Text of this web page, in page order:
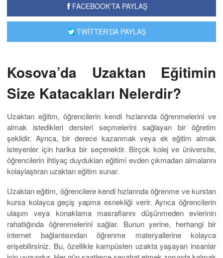
FACEBOOK'TA PAYLAŞ
TWİTTER'DA PAYLAŞ
Kosova’da Uzaktan Eğitimin
Size Katacakları Nelerdir?
Uzaktan eğitim, öğrencilerin kendi hızlarında öğrenmelerini ve
almak istedikleri dersleri seçmelerini sağlayan bir öğretim
şeklidir. Ayrıca, bir derece kazanmak veya ek eğitim almak
isteyenler için harika bir seçenektir. Birçok kolej ve üniversite,
öğrencilerin ihtiyaç duydukları eğitimi evden çıkmadan almalarını
kolaylaştıran uzaktan eğitim sunar.
Uzaktan eğitim, öğrencilere kendi hızlarında öğrenme ve kurstan
kursa kolayca geçiş yapma esnekliği verir. Ayrıca öğrencilerin
ulaşım veya konaklama masraflarını düşünmeden evlerinin
rahatlığında öğrenmelerini sağlar. Bunun yerine, herhangi bir
internet bağlantısından öğrenme materyallerine kolayca
erişebilirsiniz. Bu, özellikle kampüsten uzakta yaşayan insanlar